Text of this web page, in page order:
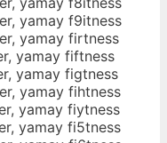
yamay f9itness
yamay firtness
yamay fiftness
yamay figtness
yamay fihtness
yamay fiytness
yamay fi5tness